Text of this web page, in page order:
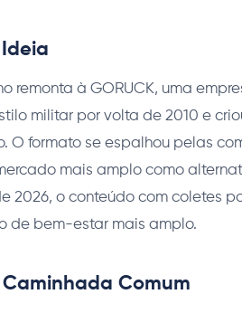
remonta à GORUCK, uma
militar por volta de 2010 e
O formato se espalhou pelas
mais amplo como
2026, o conteúdo com coletes
de bem-estar mais amplo.
Comum